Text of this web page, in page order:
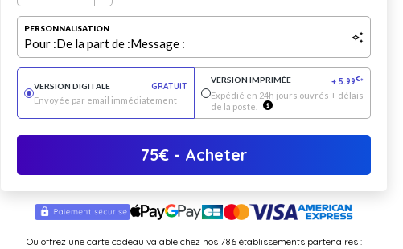
PERSONNALISATION
Pour :De la part de :Message :
VERSION DIGITALE
GRATUIT
Envoyée par email immédiatement
VERSION IMPRIMÉE + 5.99€*
Expédié en 24h jours ouvrés + délais
de la poste.
75€- Acheter
Ou offrez une carte cadeau valable chez nos 786 établissements partenaires :